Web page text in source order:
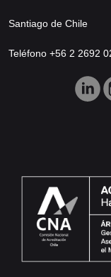
Santiago de Chile
Teléfono +56 2 2692